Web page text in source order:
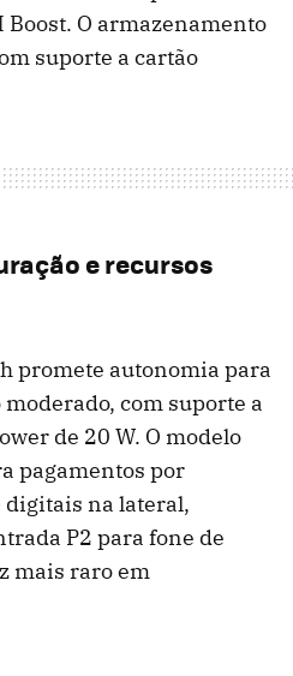
Boost. O armazenamento
suporte a cartão
e recursos
promete autonomia para
com suporte a
de 20 W. O modelo
pagamentos por
digitais na lateral,
P2 para fone de
mais raro em